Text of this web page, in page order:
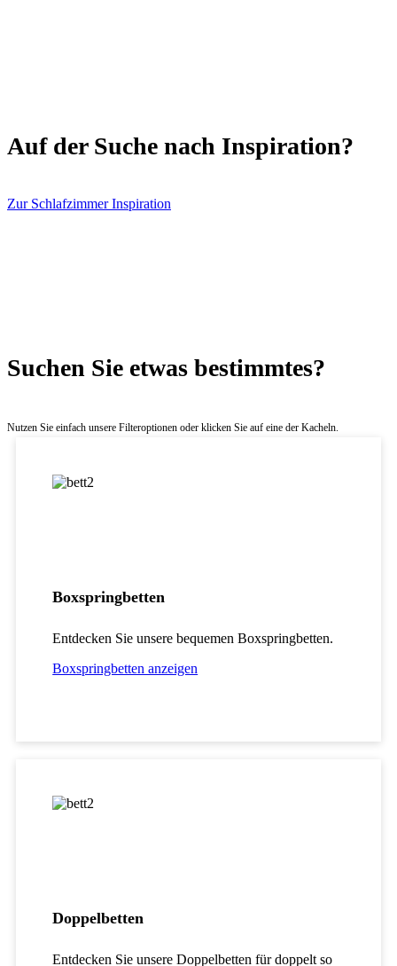
Auf der Suche nach Inspiration?
Zur Schlafzimmer Inspiration
Suchen Sie etwas bestimmtes?
Nutzen Sie einfach unsere Filteroptionen oder klicken Sie auf eine der Kacheln.
Boxspringbetten
Entdecken Sie unsere bequemen Boxspringbetten.
Boxspringbetten anzeigen
Doppelbetten
Entdecken Sie unsere Doppelbetten für doppelt so